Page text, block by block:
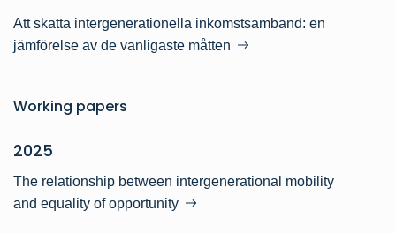
Att skatta intergenerationella inkomstsamband: en
jämförelse av de vanligaste måtten
Working papers
2025
The relationship between intergenerational mobility
and equality of opportunity